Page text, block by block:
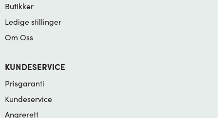
Butikker
Ledige stillinger
Om Oss
KUNDESERVICE
Prisgaranti
Kundeservice
Angrerett